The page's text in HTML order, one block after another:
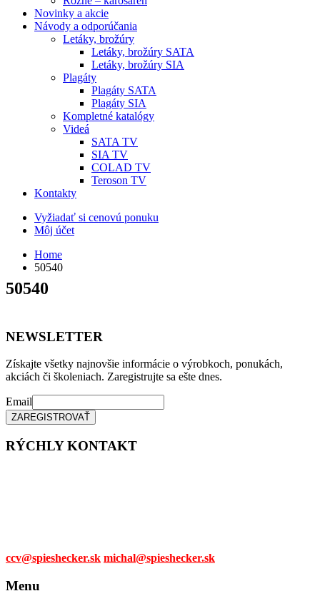
Novinky a akcie
Návody a odporúčania
Letáky, brožúry
Letáky, brožúry SATA
Letáky, brožúry SIA
Plagáty
Plagáty SATA
Plagáty SIA
Kompletné katalógy
Videá
SATA TV
SIA TV
COLAD TV
Teroson TV
Kontakty
Vyžiadať si cenovú ponuku
Môj účet
Home
50540
50540
NEWSLETTER
Získajte všetky najnovšie informácie o výrobkoch, ponukách,
akciách či školeniach. Zaregistrujte sa ešte dnes.
Email
RÝCHLY KONTAKT
ccv@spieshecker.sk michal@spieshecker.sk
Menu